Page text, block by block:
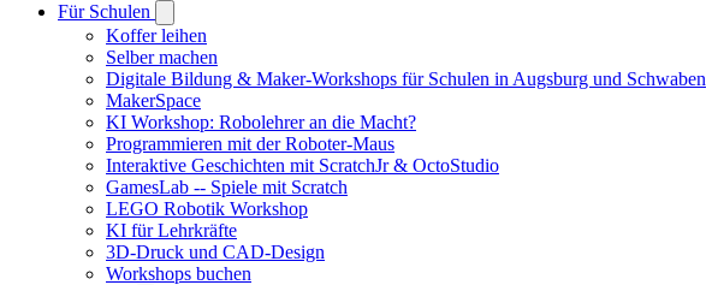
Für Schulen
Koffer leihen
Selber machen
Digitale Bildung & Maker-Workshops für Schulen in Augsburg und Schwaben
MakerSpace
KI Workshop: Robolehrer an die Macht?
Programmieren mit der Roboter-Maus
Interaktive Geschichten mit ScratchJr & OctoStudio
GamesLab -- Spiele mit Scratch
LEGO Robotik Workshop
KI für Lehrkräfte
3D-Druck und CAD-Design
Workshops buchen